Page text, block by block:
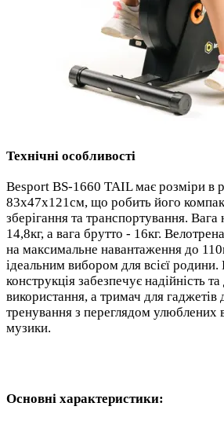
Технічні особливості
Besport BS-1660 TAIL має розміри в
83х47х121см, що робить його
зберігання та транспортування. Вага
14,8кг, а вага брутто - 16кг.
на максимальне навантаження до
ідеальним вибором для всієї
конструкція забезпечує надійність та
використання, а тримач для гаджетів
тренування з переглядом улюблених
музики.
Основні характеристики: